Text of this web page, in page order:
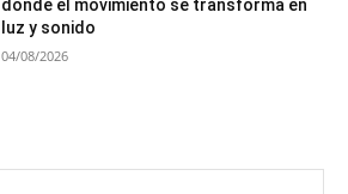
donde el movimiento se transforma en
luz y sonido
04/08/2026